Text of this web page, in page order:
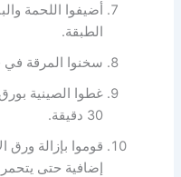
أضيفوا اللحمة
الطبقة.
سخنوا المرقة في
غطوا الصينية
30 دقيقة.
إضافية حتى يتحمر